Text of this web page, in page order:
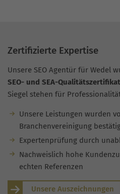
Zertifizierte Expertise
Unsere SEO Agentür für Wedel
SEO- und SEA-
Siegel stehen für
Unsere Leistungen wurden
Branchenvereinigung
Expertenprüfung durch
Nachweislich hohe
echten Referenzen
Unsere Auszeichnungen